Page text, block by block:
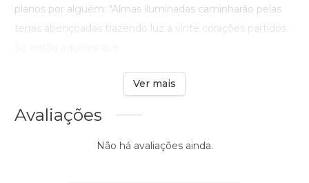
planos por alguém: "Almas iluminadas caminharão pelas
terras abençoadas trazendo luz a vinte corações partidos.
Ver mais
Avaliações
Não há avaliações ainda.